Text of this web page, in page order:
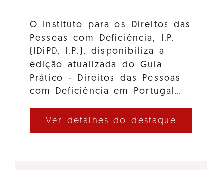
O Instituto para os Direitos das
Pessoas com Deficiência, I.P.
(IDiPD, I.P.), disponibiliza a
edição atualizada do Guia
Prático - Direitos das Pessoas
com Deficiência em Portugal…
Ver detalhes do destaque